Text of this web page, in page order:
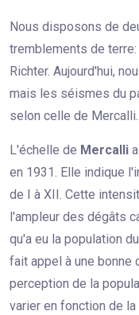
Nous disposons de
tremblements de
Richter. Aujourd'hui,
mais les séismes du
selon celle de Mercalli.
L'échelle de Mercalli
en 1931. Elle indique
de I à XII. Cette
l'ampleur des dégâts
qu'a eu la population
fait appel à une bonne
perception de la
varier en fonction de